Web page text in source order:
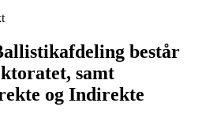
består
samt
og Indirekte